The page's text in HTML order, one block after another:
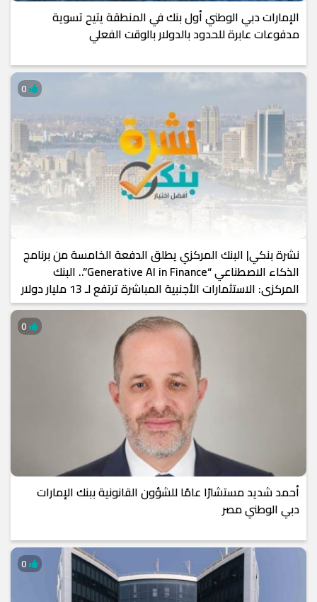
الإمارات دبي الوطني أول بنك في المنطقة يتيح تسوية
مدفوعات عابرة للحدود بالدولار بالوقت الفعلي
نشرة بنكي| البنك المركزي يطلق الدفعة الخامسة من برنامج
الذكاء الاصطناعي “Generative AI in Finance”.. البنك
المركزي: الاستثمارات الأجنبية المباشرة ترتفع لـ 13 مليار دولار
خلال 9 أشهر
أحمد شديد مستشارًا عامًا للشؤون القانونية ببنك الإمارات
دبي الوطني مصر